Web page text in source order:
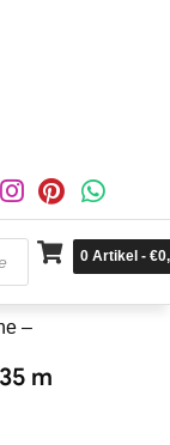
0 Artikel - €
–
m